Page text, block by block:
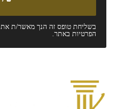
בשליחת טופס זה הנך מאשר/ת את
הפרטיות באתר.